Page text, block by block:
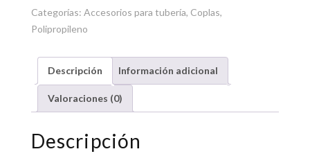
Categorías: Accesorios para tubería, Coplas,
Polipropileno
Descripción Información adicional
Valoraciones (0)
Descripción